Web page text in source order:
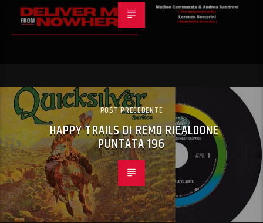
POST PRECEDENTE
HAPPY TRAILS DI REMO RICALDONE
PUNTATA 196